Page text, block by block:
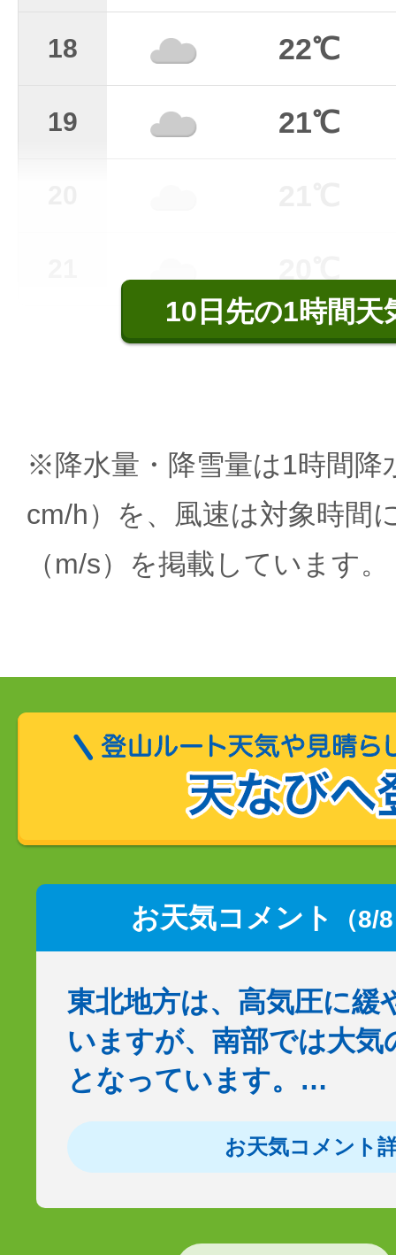
18 22℃
19 21℃
10日先の1時間天
※降水量・降雪量は1時間降
cm/h）を、風速は対象時間
（m/s）を掲載しています。
お天気コメント （8/
東北地方は、高気圧に緩
いますが、南部では大気
となっています。…
お天気コメント